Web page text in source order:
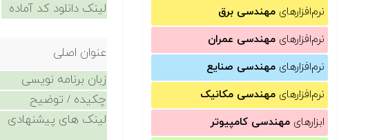
نرم‌افزارهای مهندسی برق
نرم‌افزارهای مهندسی عمران
نرم‌افزارهای مهندسی صنایع
نرم‌افزارهای مهندسی مکانیک
ابزارهای مهندسی کامپیوتر
لینک دانلود کد آماده
عنوان اصلی
زبان برنامه نویسی
چکیده / توضیح
لینک های پیشنهادی